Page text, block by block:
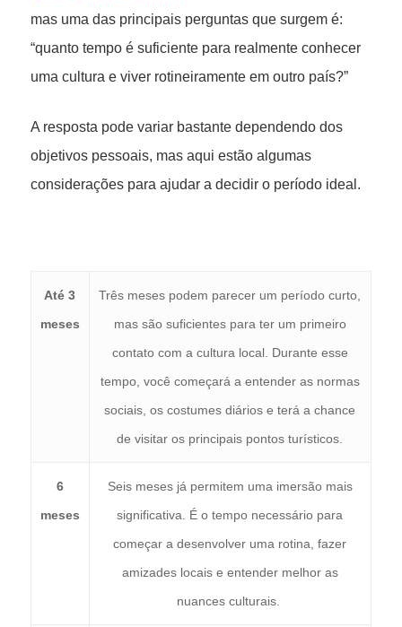
mas uma das principais perguntas que surgem é:
“quanto tempo é suficiente para realmente conhecer
uma cultura e viver rotineiramente em outro país?”
A resposta pode variar bastante dependendo dos
objetivos pessoais, mas aqui estão algumas
considerações para ajudar a decidir o período ideal.
Até 3
meses
Três meses podem parecer um período curto,
mas são suficientes para ter um primeiro
contato com a cultura local. Durante esse
tempo, você começará a entender as normas
sociais, os costumes diários e terá a chance
de visitar os principais pontos turísticos.
6
meses
Seis meses já permitem uma imersão mais
significativa. É o tempo necessário para
começar a desenvolver uma rotina, fazer
amizades locais e entender melhor as
nuances culturais.